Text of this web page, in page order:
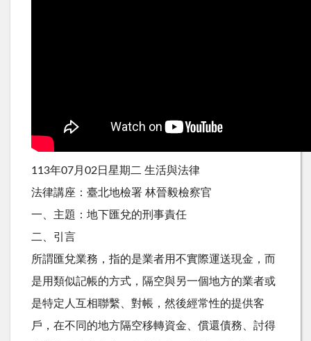
113年07月02日星期二 生活與法律
法律講座：臺北地檢署 林晉毅檢察官
一、主題：地下匯兌的刑事責任
二、引言
所謂匯兌業務，指的是業者用不實際運送現金，而
是用類似記帳的方式，隔空與另一個地方的業者或
是特定人互相聯繫、對帳，然後經常性的提供客
戶，在不同的地方隔空移轉資金、償還債務、討得